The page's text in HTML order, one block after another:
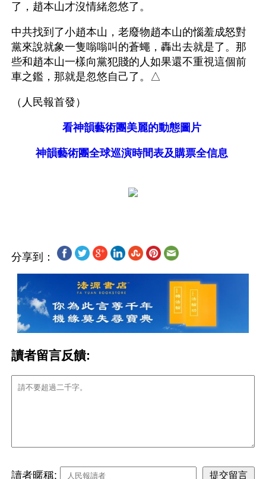
了，趙本山才沒情緒忽悠了。
中共找到了小趙本山，老廢物趙本山的惱羞成怒對
黨來說就象一隻嗡嗡叫的蒼蠅，轟出去就是了。那
些和趙本山一樣向黨犯賤的人如果還不重視這個前
車之鑑，那就是忽悠自己了。△
（人民報首發）
看神韻藝術團美麗的動態圖片
神韻藝術團全球巡演時間表及購票全信息
分享到：
讀者留言反饋:
讀者暱稱: